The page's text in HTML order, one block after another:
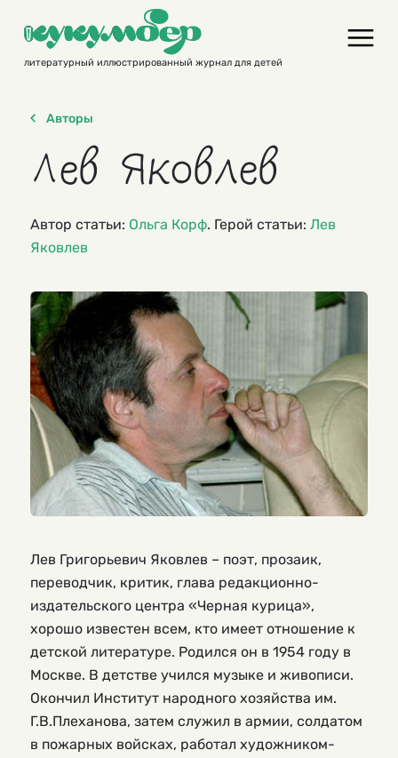
contentлитературный иллюстрированный журнал для детей
Авторы
Лев Яковлев
Автор статьи: Ольга Корф. Герой статьи: Лев
Яковлев
Лев Григорьевич Яковлев – поэт, прозаик,
переводчик, критик, глава редакционно-
издательского центра «Черная курица»,
хорошо известен всем, кто имеет отношение к
детской литературе. Родился он в 1954 году в
Москве. В детстве учился музыке и живописи.
Окончил Институт народного хозяйства им.
Г.В.Плеханова, затем служил в армии, солдатом
в пожарных войсках, работал художником-